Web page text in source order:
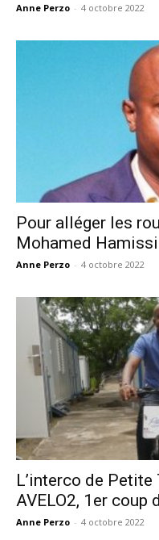
Anne Perzo - 4 octobre 2022
Pour alléger les
Mohamed
Anne Perzo - 4 octobre 2022
L’interco de
AVELO2, 1er coup
Anne Perzo - 4 octobre 2022